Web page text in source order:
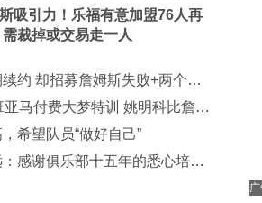
吸引力！乐福有意加盟76人再
裁掉或交易走一人
约 却招募詹姆斯失败+两个月
马付费大梦特训 姚明科比詹姆
希望队员“做好自己”
感谢俱乐部十五年的悉心培养